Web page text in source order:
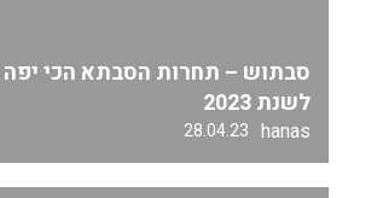
סבתוש – תחרות הסבתא הכי
לשנת 2023
hanas
28.04.23